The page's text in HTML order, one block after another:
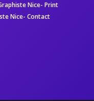
Nice- Print
Nice- Contact